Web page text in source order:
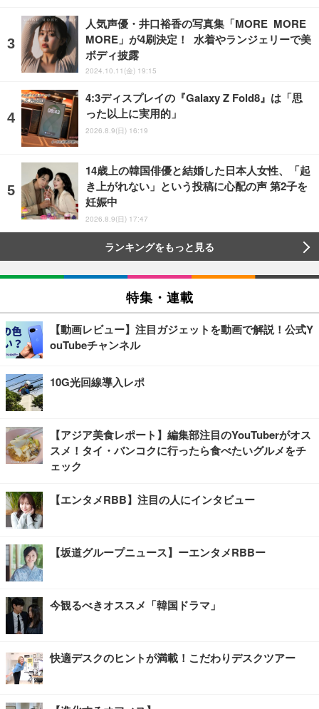
人気声優・井口裕香の写真集「MORE MORE
MORE」が4刷決定！ 水着やランジェリーで美
ボディ披露
2024.10.11(金) 19:15
4:3ディスプレイの『Galaxy Z Fold8』は「思
った以上に実用的」
2026.8.9(日) 16:19
14歳上の韓国俳優と結婚した日本人女性、「起
き上がれない」という投稿に心配の声 第2子を
妊娠中
2026.8.9(日) 17:47
ランキングをもっと見る
特集・連載
【動画レビュー】注目ガジェットを動画で解説！公式Y
ouTubeチャンネル
10G光回線導入レポ
【アジア美食レポート】編集部注目のYouTuberがオス
スメ！タイ・バンコクに行ったら食べたいグルメをチ
ェック
【エンタメRBB】注目の人にインタビュー
【坂道グループニュース】ーエンタメRBBー
今観るべきオススメ「韓国ドラマ」
快適デスクのヒントが満載！こだわりデスクツアー